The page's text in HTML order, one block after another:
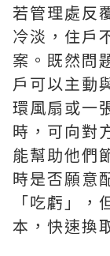
若管理處反
冷淡，住戶
案。既然問
戶可以主動
環風扇或一
時，可向對
能幫助他們
時是否願意
「吃虧」
本，快速換